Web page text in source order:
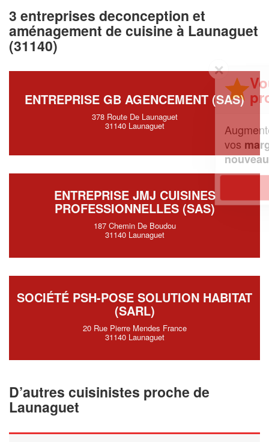
3 entreprises deconception et
aménagement de cuisine à Launaguet
(31140)
ENTREPRISE GB AGENCEMENT (SAS)
378 Route De Launaguet
31140 Launaguet
ENTREPRISE JMJ CUISINES
PROFESSIONNELLES (SAS)
187 Chemin De Boudou
31140 Launaguet
SOCIÉTÉ PSH-POSE SOLUTION HABITAT
(SARL)
20 Rue Pierre Mendes France
31140 Launaguet
D’autres cuisinistes proche de
Launaguet
✕
professionnel ?
Augmentez votrechiffre d'affaireset
tout en gagnant de
nouveaux clients!
En savoir plus